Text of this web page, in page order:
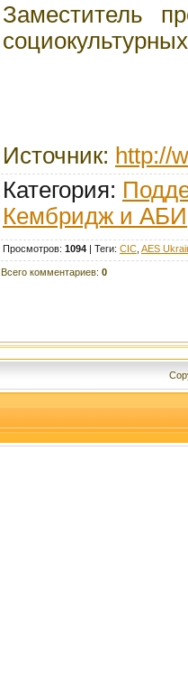
Заместитель
Источник: http://
Категория:
Кембридж и АБИ
Просмотров: 1094 | Теги: CIC AES
Всего комментариев: 0